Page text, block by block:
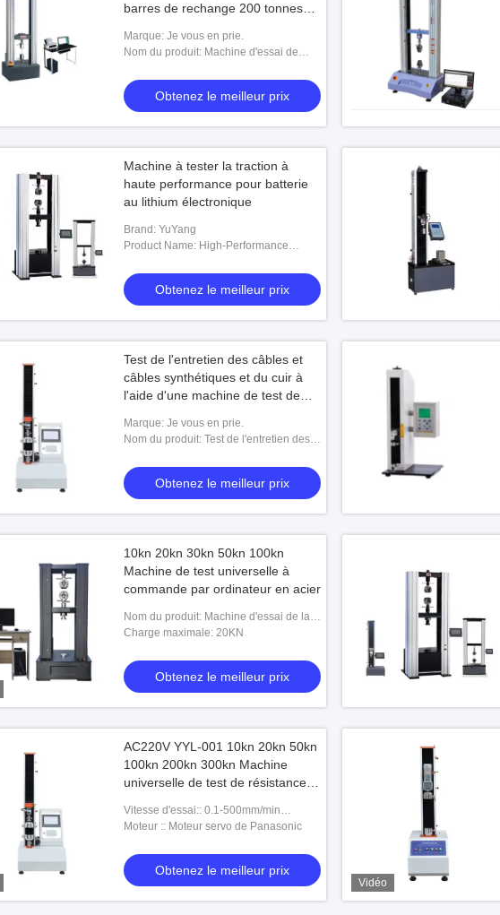
de rébarbe 100 kn
le meilleur prix
barres de rechange 200 tonnes
Marque: Je vous en prie.
Nom du produit: Machine d'essai de
Hydraulique pour les barres d'armature
Obtenez le meilleur prix
Machine à tester la traction à
haute performance pour batterie
au lithium électronique
Brand: YuYang
Product Name: High-Performance
Lithium Battery And More
Obtenez le meilleur prix
Test de l'entretien des câbles et
câbles synthétiques et du cuir à
l'aide d'une machine de test de
Marque: Je vous en prie.
Nom du produit: Test de l'entretien des
à l'aide d'une machine de test de t
Obtenez le meilleur prix
10kn 20kn 30kn 50kn 100kn
Machine de test universelle à
commande par ordinateur en acier
Nom du produit: Machine d'essai de la
traction
Charge maximale: 20KN
Obtenez le meilleur prix
AC220V YYL-001 10kn 20kn 50kn
100kn 200kn 300kn Machine
universelle de test de résistance à
traction terminaux
Vitesse d'essai:: 0.1-500mm/min
(réglable)
Moteur :: Moteur servo de Panasonic
Obtenez le meilleur prix
Vidéo